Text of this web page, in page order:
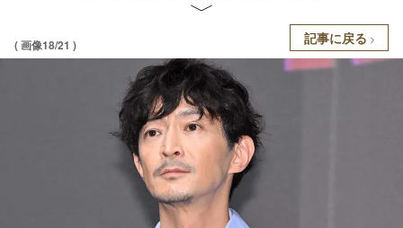
( 画像18/21 ) 記事に戻る